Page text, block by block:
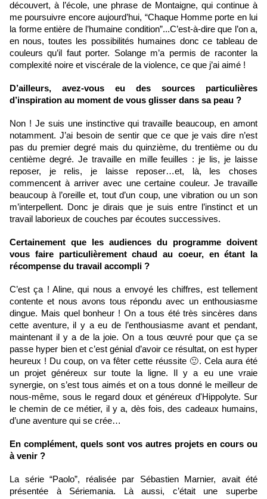
découvert, à l’école, une phrase de Montaigne, qui continue à
me poursuivre encore aujourd’hui, “Chaque Homme porte en lui
la forme entière de l’humaine condition”...C’est-à-dire que l’on a,
en nous, toutes les possibilités humaines donc ce tableau de
couleurs qu’il faut porter. Solange m’a permis de raconter la
complexité noire et viscérale de la violence, ce que j’ai aimé !
D’ailleurs, avez-vous eu des sources particulières
d’inspiration au moment de vous glisser dans sa peau ?
Non ! Je suis une instinctive qui travaille beaucoup, en amont
notamment. J’ai besoin de sentir que ce que je vais dire n’est
pas du premier degré mais du quinzième, du trentième ou du
centième degré. Je travaille en mille feuilles : je lis, je laisse
reposer, je relis, je laisse reposer…et, là, les choses
commencent à arriver avec une certaine couleur. Je travaille
beaucoup à l’oreille et, tout d’un coup, une vibration ou un son
m’interpellent. Donc je dirais que je suis entre l’instinct et un
travail laborieux de couches par écoutes successives.
Certainement que les audiences du programme doivent
vous faire particulièrement chaud au coeur, en étant la
récompense du travail accompli ?
C’est ça ! Aline, qui nous a envoyé les chiffres, est tellement
contente et nous avons tous répondu avec un enthousiasme
dingue. Mais quel bonheur ! On a tous été très sincères dans
cette aventure, il y a eu de l’enthousiasme avant et pendant,
maintenant il y a de la joie. On a tous œuvré pour que ça se
passe hyper bien et c’est génial d’avoir ce résultat, on est hyper
heureux ! Du coup, on va fêter cette réussite 🙂. Cela aura été
un projet généreux sur toute la ligne. Il y a eu une vraie
synergie, on s’est tous aimés et on a tous donné le meilleur de
nous-même, sous le regard doux et généreux d'Hippolyte. Sur
le chemin de ce métier, il y a, dès fois, des cadeaux humains,
d’une aventure qui se crée…
En complément, quels sont vos autres projets en cours ou
à venir ?
La série “Paolo”, réalisée par Sébastien Marnier, avait été
présentée à Sériemania. Là aussi, c’était une superbe